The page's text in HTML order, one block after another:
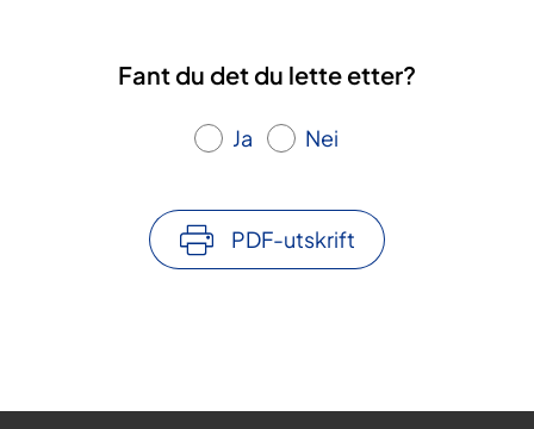
Fant du det du lette etter?
Ja Nei
PDF-utskrift